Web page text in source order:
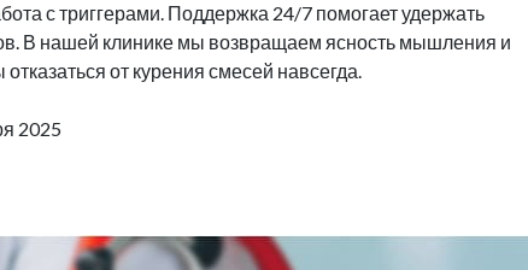
с триггерами. Поддержка 24/7 помогает удержать
В нашей клинике мы возвращаем ясность мышления и
от курения смесей навсегда.
2025